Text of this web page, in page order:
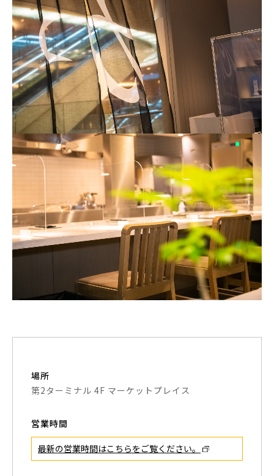
場所
第2ターミナル 4F マーケットプレイス
営業時間
最新の営業時間はこちらをご覧ください。